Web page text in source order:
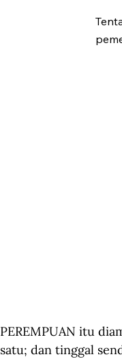
PEREMPUAN itu
satu; dan tinggal